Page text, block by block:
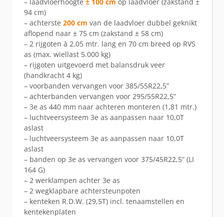
94 cm)
– achterste 200 cm van de laadvloer dubbel geknikt
aflopend naar ± 75 cm (zakstand ± 58 cm)
– 2 rijgoten à 2,05 mtr. lang en 70 cm breed op RVS
as (max. wiellast 5.000 kg)
– rijgoten uitgevoerd met balansdruk veer
(handkracht 4 kg)
– voorbanden vervangen voor 385/55R22,5”
– achterbanden vervangen voor 295/55R22,5”
– 3e as 440 mm naar achteren monteren (1,81 mtr.)
– luchtveersysteem 3e as aanpassen naar 10,0T
aslast
– luchtveersysteem 3e as aanpassen naar 10,0T
aslast
– banden op 3e as vervangen voor 375/45R22,5” (LI
164 G)
– 2 werklampen achter 3e as
– 2 wegklapbare achtersteunpoten
– kenteken R.D.W. (29,5T) incl. tenaamstellen en
kentekenplaten